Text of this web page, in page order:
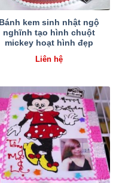
Bánh kem sinh nhật ngộ
nghĩnh tạo hình chuột
mickey hoạt hình đẹp
Liên hệ